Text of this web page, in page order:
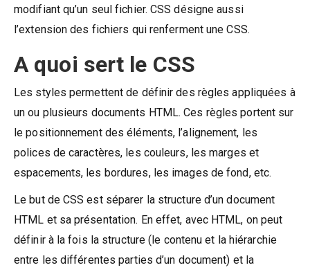
modifiant qu’un seul fichier. CSS désigne aussi
l’extension des fichiers qui renferment une CSS.
A quoi sert le CSS
Les styles permettent de définir des règles appliquées à
un ou plusieurs documents HTML. Ces règles portent sur
le positionnement des éléments, l’alignement, les
polices de caractères, les couleurs, les marges et
espacements, les bordures, les images de fond, etc.
Le but de CSS est séparer la structure d’un document
HTML et sa présentation. En effet, avec HTML, on peut
définir à la fois la structure (le contenu et la hiérarchie
entre les différentes parties d’un document) et la